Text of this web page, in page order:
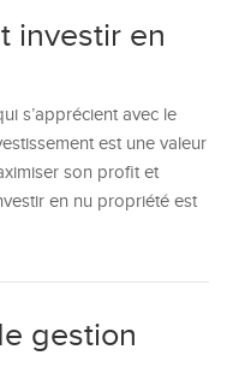
investir en
s’apprécient avec le
est une valeur
son profit et
en nu propriété est
gestion